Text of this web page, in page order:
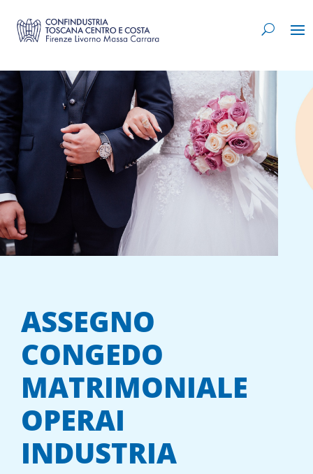
ASSEGNO
CONGEDO
MATRIMONIALE
OPERAI
INDUSTRIA